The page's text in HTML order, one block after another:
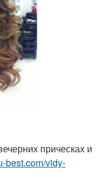
прическах и
best.com/vidy-